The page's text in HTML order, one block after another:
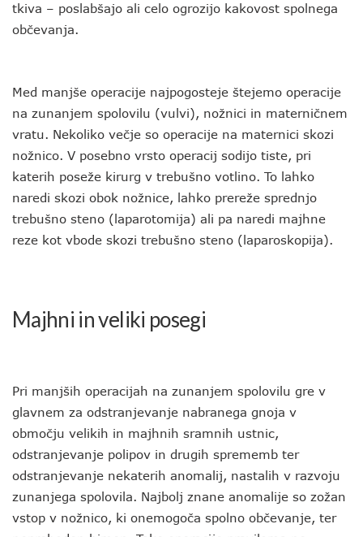
tkiva – poslabšajo ali celo ogrozijo kakovost spolnega
občevanja.
Med manjše operacije najpogosteje štejemo operacije
na zunanjem spolovilu (vulvi), nožnici in materničnem
vratu. Nekoliko večje so operacije na maternici skozi
nožnico. V posebno vrsto operacij sodijo tiste, pri
katerih poseže kirurg v trebušno votlino. To lahko
naredi skozi obok nožnice, lahko prereže sprednjo
trebušno steno (laparotomija) ali pa naredi majhne
reze kot vbode skozi trebušno steno (laparoskopija).
Majhni in veliki posegi
Pri manjših operacijah na zunanjem spolovilu gre v
glavnem za odstranjevanje nabranega gnoja v
območju velikih in majhnih sramnih ustnic,
odstranjevanje polipov in drugih sprememb ter
odstranjevanje nekaterih anomalij, nastalih v razvoju
zunanjega spolovila. Najbolj znane anomalije so zožan
vstop v nožnico, ki onemogoča spolno občevanje, ter